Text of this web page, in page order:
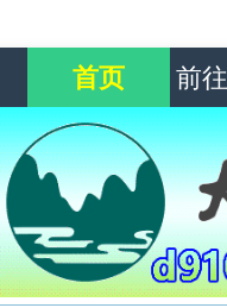
首页 前